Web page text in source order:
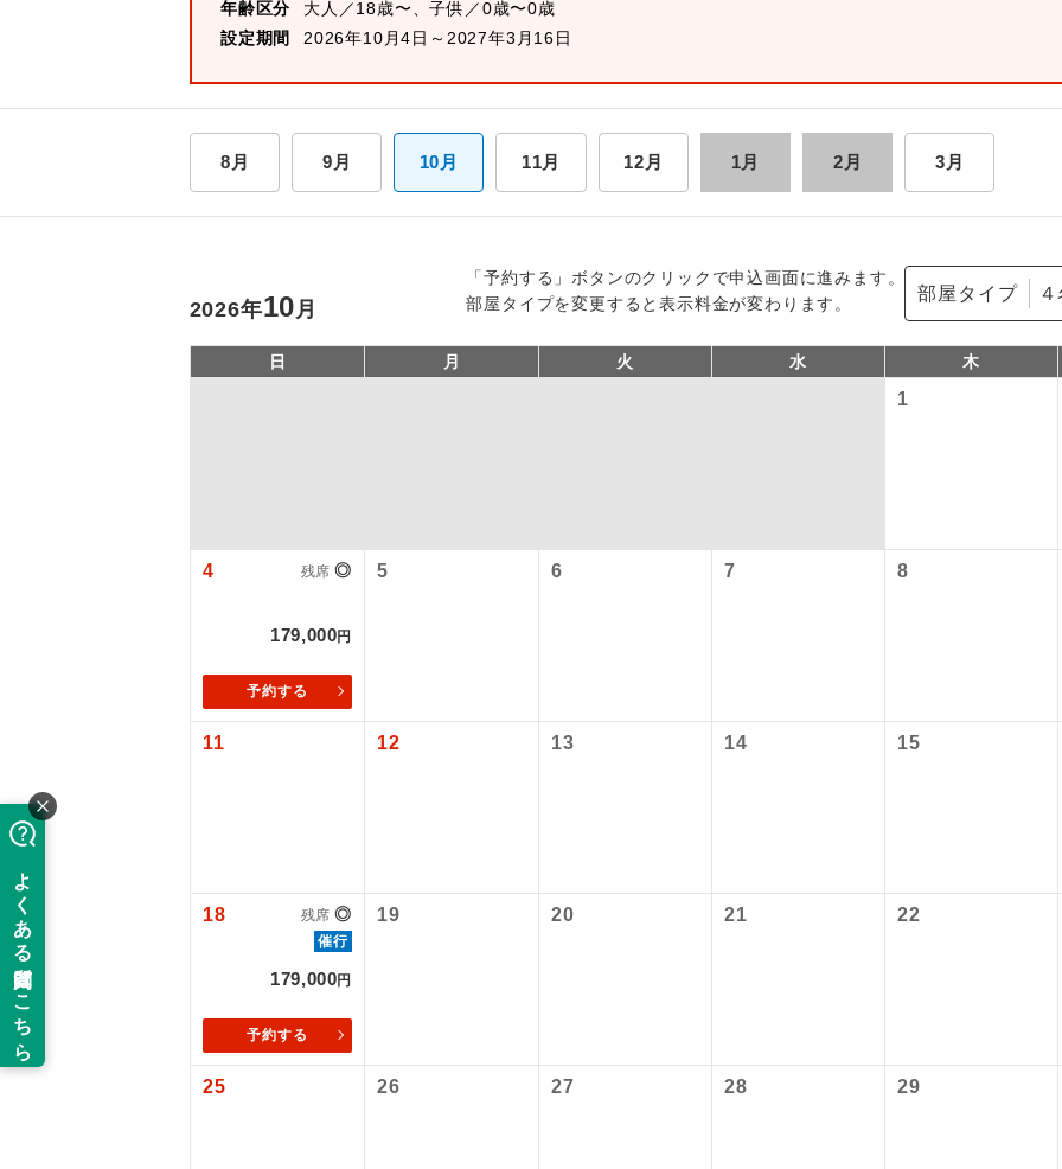
年齢区分
大人／18歳〜、子供／0歳〜0歳
設定期間
2026年10月4日～2027年3月16日
8月 9月 10月 11月 12月 1月 2月 3月
「予約する」ボタンのクリックで申込画面に進みます。
部屋タイプを変更すると表示料金が変わります。
部屋タイプ
2026年10 月
日 月 火 水 木
1
4 残席 ◎
179,000円
予約する
5 6 7 8
11 12 13 14 15
18 残席 ◎
催行
179,000円
予約する
19 20 21 22
25 26 27 28 29
旅行代金に国内旅客施設使用料は含まれておりません。別途お支払いが必要と
バスガイド乗務 バスガイドが乗務し、車内での観光案内があり